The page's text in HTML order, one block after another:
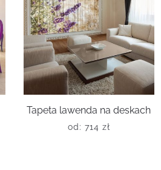
Tapeta lawenda na deskach
od: 714 zł